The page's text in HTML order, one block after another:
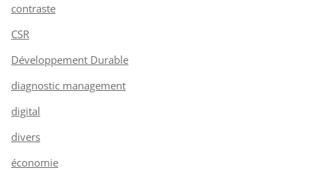
contraste
CSR
Développement Durable
diagnostic management
digital
divers
économie